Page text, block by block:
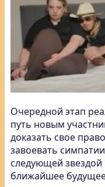
Очередной этап
путь новым
доказать свое
завоевать
следующей
ближайшее